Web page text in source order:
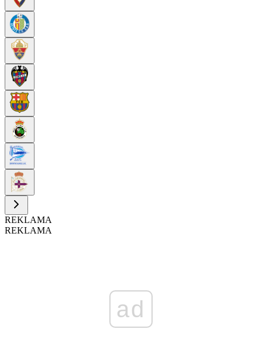
REKLAMA
REKLAMA
ad